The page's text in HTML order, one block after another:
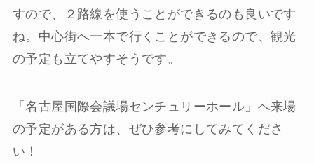
すので、２路線を使うことができるのも良いです
ね。中心街へ一本で行くことができるので、観光
の予定も立てやすそうです。
「名古屋国際会議場センチュリーホール」へ来場
の予定がある方は、ぜひ参考にしてみてくださ
い！